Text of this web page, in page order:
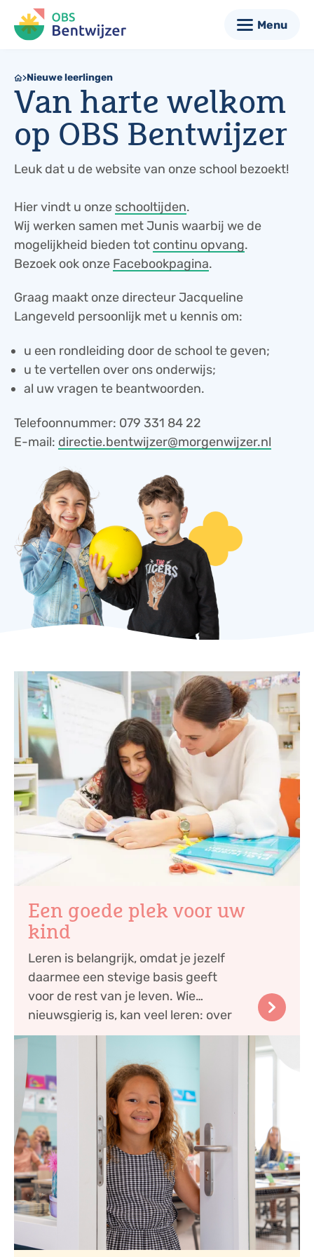
Menu
Nieuwe leerlingen
Van harte welkom
op OBS Bentwijzer
Leuk dat u de website van onze school bezoekt!
Hier vindt u onze schooltijden.
Wij werken samen met Junis waarbij we de
mogelijkheid bieden tot continu opvang.
Bezoek ook onze Facebookpagina.
Graag maakt onze directeur Jacqueline
Langeveld persoonlijk met u kennis om:
u een rondleiding door de school te geven;
u te vertellen over ons onderwijs;
al uw vragen te beantwoorden.
Telefoonnummer: 079 331 84 22
E-mail: directie.bentwijzer@morgenwijzer.nl
Een goede plek voor uw
kind
Leren is belangrijk, omdat je jezelf
daarmee een stevige basis geeft
voor de rest van je leven. Wie
nieuwsgierig is, kan veel leren: over
zichzelf, ov...
keyboard_arrow_right